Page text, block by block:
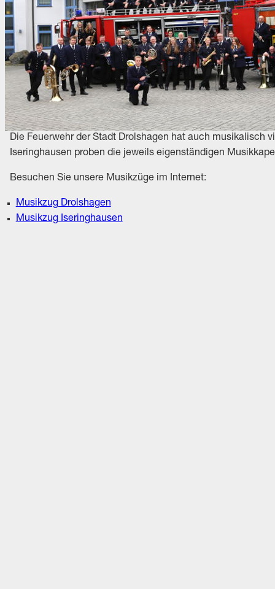
Die Feuerwehr der Stadt Drolshagen hat auch musikalisch
Iseringhausen proben die jeweils eigenständigen
Besuchen Sie unsere Musikzüge im Internet:
Musikzug Drolshagen
Musikzug Iseringhausen